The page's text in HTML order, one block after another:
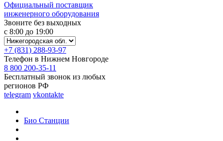
Официальный поставщик
инженерного оборудования
Звоните без выходных
с 8:00 до 19:00
+7 (831) 288-93-97
Телефон в Нижнем Новгороде
8 800 200-35-11
Бесплатный звонок из любых
регионов РФ
telegram vkontakte
Био Станции